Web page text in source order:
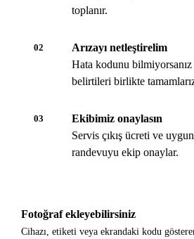
toplanır.
02
Arızayı netleştirelim
Hata kodunu
belirtileri birlikte
03
Ekibimiz onaylasın
Servis çıkış ücreti ve
randevuyu ekip onaylar.
Fotoğraf ekleyebilirsiniz
Cihazı, etiketi veya ekrandaki kodu